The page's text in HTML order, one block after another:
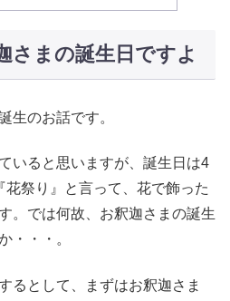
さまの誕生日ですよ
生のお話です。
いると思いますが、誕生日は4
花祭り』と言って、花で飾った
。では何故、お釈迦さまの誕生
・・・。
るとして、まずはお釈迦さま